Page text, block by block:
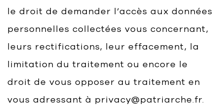
le droit de demander l’accès aux données
personnelles collectées vous concernant,
leurs rectifications, leur effacement, la
limitation du traitement ou encore le
droit de vous opposer au traitement en
vous adressant à privacy@patriarche.fr.
Contractant général en aménagement
Walter | Patriarche
Exploitant, fournisseur de services et
animateur d’espaces